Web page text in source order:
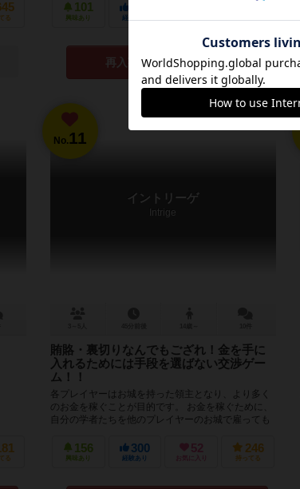
る
101
興味あり 経験あり
再入荷までお待ち下さい
る
No. 11
イントリーゲ
Intrige
賄賂・裏切りなんでもござれ！金を手に
入れるためには手段を選ばない交渉ゲー
ム！！
各プレイヤーはお城を持った領主となり、より多く
のお金を稼ぐことが目的です。 お金を稼ぐために、
自分の学者たちを他のプレイヤーのお城で雇っても
156
興味あり
300
経験あり
52
お気に入り
246
持ってる